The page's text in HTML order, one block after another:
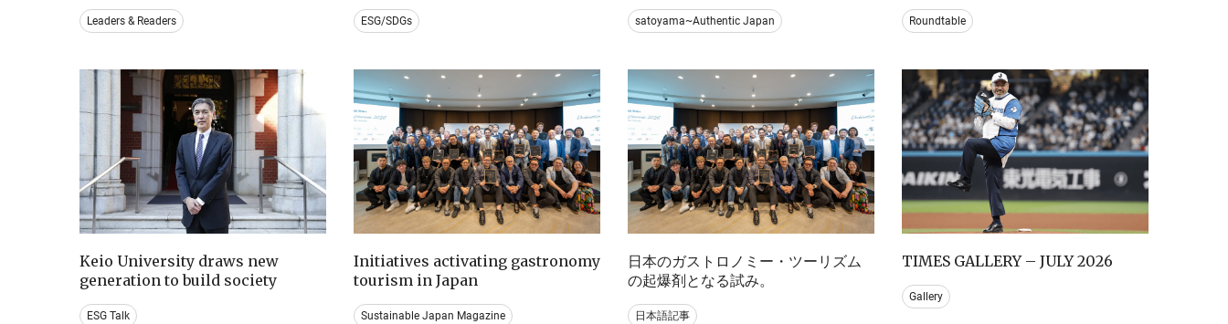
Leaders & Readers ESG/SDGs satoyama~Authentic Japan Roundtable
Keio University draws new
generation to build society
ESG Talk
Initiatives activating gastronomy
tourism in Japan
Sustainable Japan Magazine
日本のガストロノミー・ツーリズム
の起爆剤となる試み。
日本語記事
TIMES GALLERY – JULY 2026
Gallery